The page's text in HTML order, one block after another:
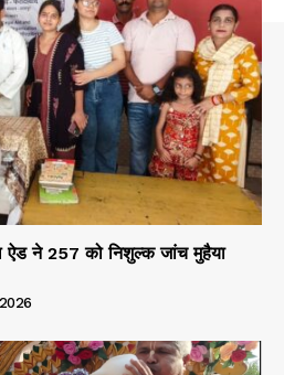
ऐड ने 257 को निशुल्क जांच मुहैया